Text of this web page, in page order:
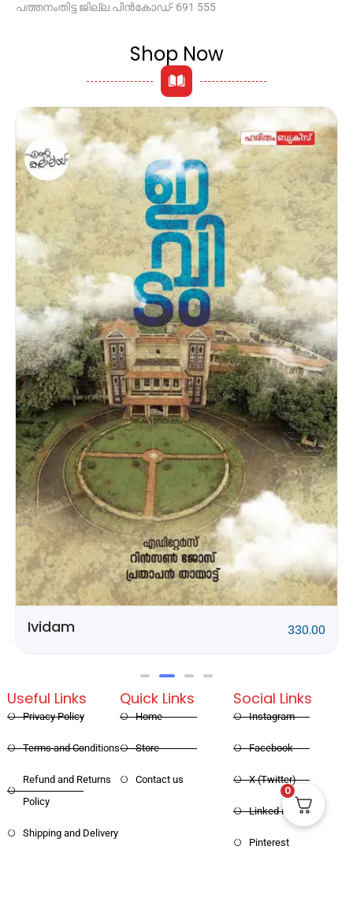
പത്തനംതിട്ട ജില്ല പിൻകോഡ്- 691 555
Shop Now
Rithubhethangal
Quick Links
Useful Links
Privacy Policy
Refund and Returns
Policy
Shipping and Delivery
Social Links
Instagram
X (Twitter)
Linked in
0